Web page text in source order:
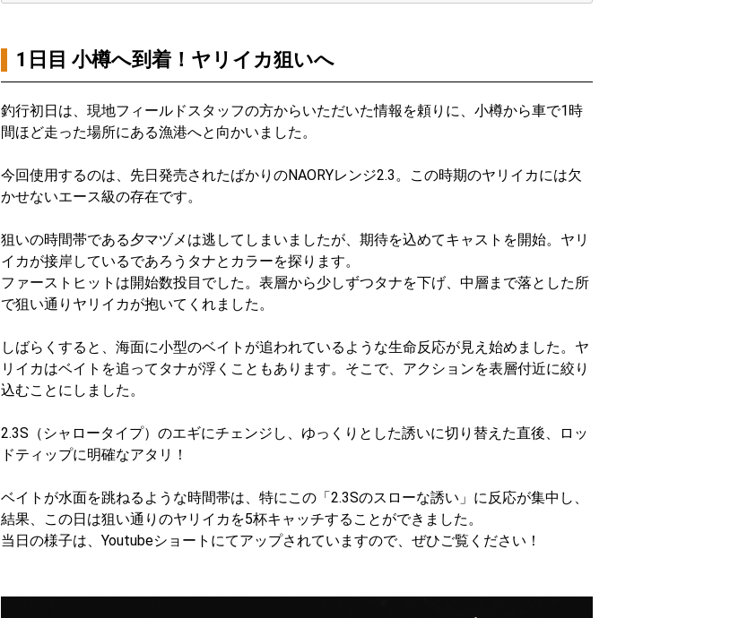
1日目 小樽へ到着！ヤリイカ狙いへ
釣行初日は、現地フィールドスタッフの方からいただいた情報を頼りに、小樽から車で1時
間ほど走った場所にある漁港へと向かいました。
今回使用するのは、先日発売されたばかりのNAORYレンジ2.3。この時期のヤリイカには欠
かせないエース級の存在です。
狙いの時間帯である夕マヅメは逃してしまいましたが、期待を込めてキャストを開始。ヤリ
イカが接岸しているであろうタナとカラーを探ります。
ファーストヒットは開始数投目でした。表層から少しずつタナを下げ、中層まで落とした所
で狙い通りヤリイカが抱いてくれました。
しばらくすると、海面に小型のベイトが追われているような生命反応が見え始めました。ヤ
リイカはベイトを追ってタナが浮くこともあります。そこで、アクションを表層付近に絞り
込むことにしました。
2.3S（シャロータイプ）のエギにチェンジし、ゆっくりとした誘いに切り替えた直後、ロッ
ドティップに明確なアタリ！
ベイトが水面を跳ねるような時間帯は、特にこの「2.3Sのスローな誘い」に反応が集中し、
結果、この日は狙い通りのヤリイカを5杯キャッチすることができました。
当日の様子は、Youtubeショートにてアップされていますので、ぜひご覧ください！